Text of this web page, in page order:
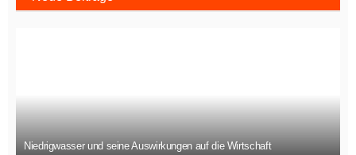
Niedrigwasser und seine Auswirkungen auf die Wirtschaft